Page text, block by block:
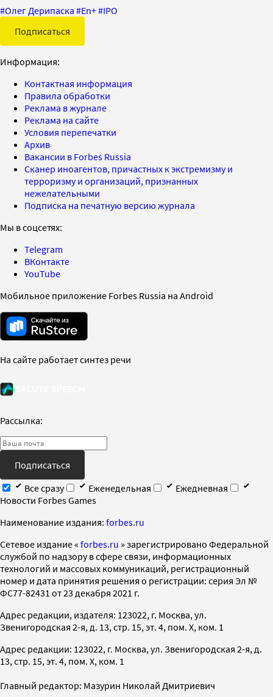
#Олег Дерипаска #En+#IPO
Подписаться
Информация:
Контактная информация
Правила обработки
Реклама в журнале
Реклама на сайте
Условия перепечатки
Архив
Вакансии в Forbes Russia
Сканер иноагентов, причастных к экстремизму и
терроризму и организаций, признанных
нежелательными
Подписка на печатную версию журнала
Мы в соцсетях:
Telegram
ВКонтакте
YouTube
Мобильное приложение Forbes Russia на Android
На сайте работает синтез речи
Рассылка:
Подписаться
Все сразу
Еженедельная
Ежедневная
Новости Forbes Games
Наименование издания: forbes.ru
Cетевое издание « forbes.ru » зарегистрировано Федеральной
службой по надзору в сфере связи, информационных
технологий и массовых коммуникаций, регистрационный
номер и дата принятия решения о регистрации: серия Эл №
ФС77-82431 от 23 декабря 2021 г.
Адрес редакции, издателя: 123022, г. Москва, ул.
Звенигородская 2-я, д. 13, стр. 15, эт. 4, пом. X, ком. 1
Адрес редакции: 123022, г. Москва, ул. Звенигородская 2-я, д.
13, стр. 15, эт. 4, пом. X, ком. 1
Главный редактор: Мазурин Николай Дмитриевич